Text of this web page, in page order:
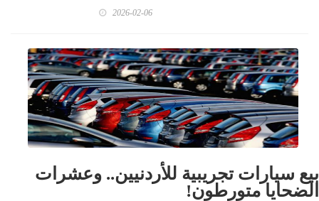
2026-02-06
بيع سيارات تجريبية للأردنيين.. وعشرات
الضحايا متورطون!